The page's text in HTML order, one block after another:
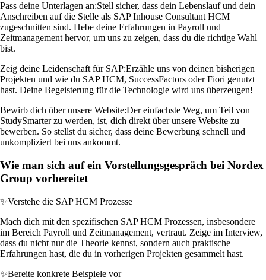
Pass deine Unterlagen an:Stell sicher, dass dein Lebenslauf und dein
Anschreiben auf die Stelle als SAP Inhouse Consultant HCM
zugeschnitten sind. Hebe deine Erfahrungen in Payroll und
Zeitmanagement hervor, um uns zu zeigen, dass du die richtige Wahl
bist.
Zeig deine Leidenschaft für SAP:Erzähle uns von deinen bisherigen
Projekten und wie du SAP HCM, SuccessFactors oder Fiori genutzt
hast. Deine Begeisterung für die Technologie wird uns überzeugen!
Bewirb dich über unsere Website:Der einfachste Weg, um Teil von
StudySmarter zu werden, ist, dich direkt über unsere Website zu
bewerben. So stellst du sicher, dass deine Bewerbung schnell und
unkompliziert bei uns ankommt.
Wie man sich auf ein Vorstellungsgespräch bei Nordex
Group vorbereitet
✨Verstehe die SAP HCM Prozesse
Mach dich mit den spezifischen SAP HCM Prozessen, insbesondere
im Bereich Payroll und Zeitmanagement, vertraut. Zeige im Interview,
dass du nicht nur die Theorie kennst, sondern auch praktische
Erfahrungen hast, die du in vorherigen Projekten gesammelt hast.
✨Bereite konkrete Beispiele vor